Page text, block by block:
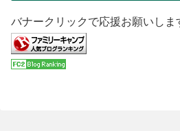
バナークリックで応援お願いしま